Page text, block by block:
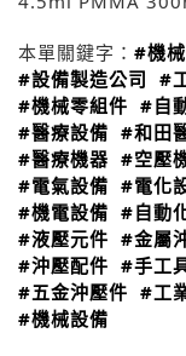
本單關鍵字： #機
#設備製造公司 #
#機械零組件 #自
#醫療設備 #和田
#醫療機器 #空壓
#電氣設備 #電化
#機電設備 #自動
#液壓元件 #金屬
#沖壓配件 #手工
#五金沖壓件 #工
#機械設備